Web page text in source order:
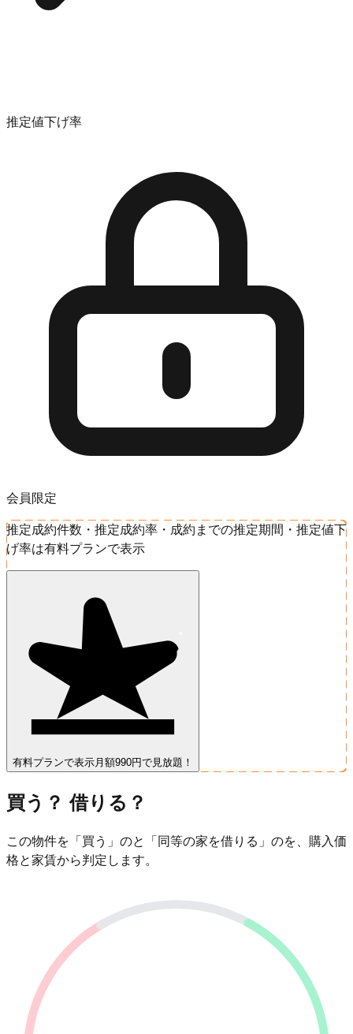
推定値下げ率
会員限定
推定成約件数・推定成約率・成約までの推定期間・推定値下
げ率は有料プランで表示
有料プランで表示 月額990円で見放題！
買う？ 借りる？
この物件を「買う」のと「同等の家を借りる」のを、購入価
格と家賃から判定します。